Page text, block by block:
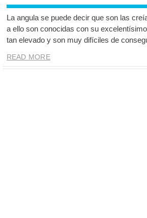
La angula se puede decir que son las
a ello son conocidas con su
tan elevado y son muy difíciles de
READ MORE